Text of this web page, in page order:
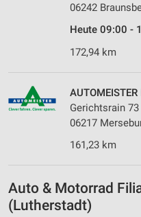
06242
Heute 09:00 -
172,94 km
Gerichtsrain 73
06217
161,23 km
Auto & Motorrad
(Lutherstadt)